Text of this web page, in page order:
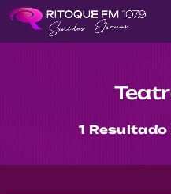
1 Resultado